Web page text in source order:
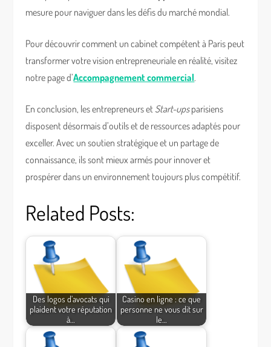
mesure pour naviguer dans les défis du marché mondial.
Pour découvrir comment un cabinet compétent à Paris peut
transformer votre vision entrepreneuriale en réalité, visitez
notre page d’Accompagnement commercial.
En conclusion, les entrepreneurs et Start-upsparisiens
disposent désormais d’outils et de ressources adaptés pour
exceller. Avec un soutien stratégique et un partage de
connaissance, ils sont mieux armés pour innover et
prospérer dans un environnement toujours plus compétitif.
Related Posts:
Des logos d’avocats qui
plaident votre réputation
à…
Casino en ligne : ce que
personne ne vous dit sur
le…